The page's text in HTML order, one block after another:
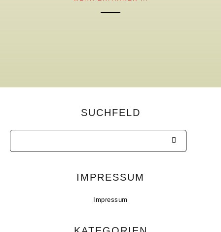
SUCHFELD
IMPRESSUM
Impressum